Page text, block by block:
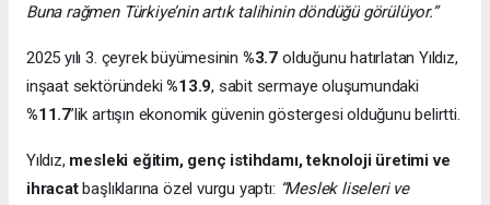
Buna rağmen Türkiye’nin artık talihinin döndüğü görülüyor.”
2025 yılı 3. çeyrek büyümesinin %3.7 olduğunu hatırlatan Yıldız,
inşaat sektöründeki%13.9, sabit sermaye oluşumundaki
%11.7’lik artışın ekonomik güvenin göstergesi olduğunu belirtti.
Yıldız, mesleki eğitim, genç istihdamı, teknoloji üretimi ve
ihracatbaşlıklarına özel vurgu yaptı: “Meslek liseleri ve